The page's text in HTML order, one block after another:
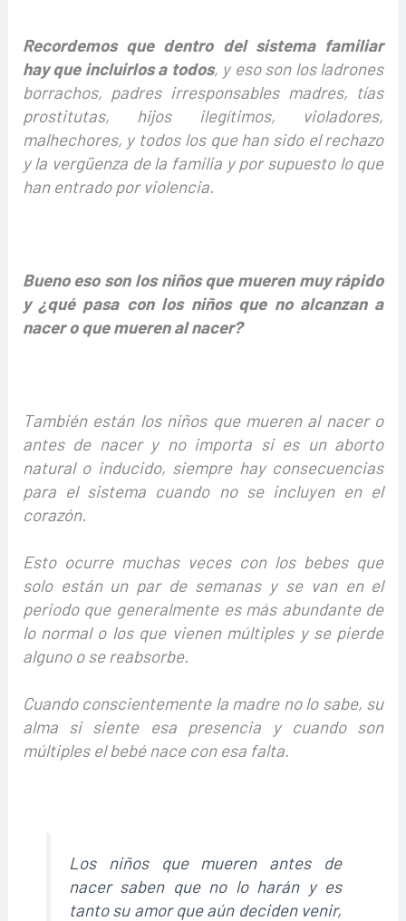
Recordemos que dentro del sistema familiar
hay que incluirlos a todos, y eso son los ladrones
borrachos, padres irresponsables madres, tías
prostitutas, hijos ilegítimos, violadores,
malhechores, y todos los que han sido el rechazo
y la vergüenza de la familia y por supuesto lo que
han entrado por violencia.
Bueno eso son los niños que mueren muy rápido
y ¿qué pasa con los niños que no alcanzan a
nacer o que mueren al nacer?
También están los niños que mueren al nacer o
antes de nacer y no importa si es un aborto
natural o inducido, siempre hay consecuencias
para el sistema cuando no se incluyen en el
corazón.
Esto ocurre muchas veces con los bebes que
solo están un par de semanas y se van en el
periodo que generalmente es más abundante de
lo normal o los que vienen múltiples y se pierde
alguno o se reabsorbe.
Cuando conscientemente la madre no lo sabe, su
alma si siente esa presencia y cuando son
múltiples el bebé nace con esa falta.
Los niños que mueren antes de
nacer saben que no lo harán y es
tanto su amor que aún deciden venir,